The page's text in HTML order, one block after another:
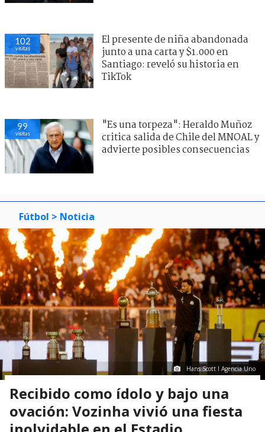
102
visitas
El presente de niña abandonada
junto a una carta y $1.000 en
Santiago: reveló su historia en
TikTok
99
visitas
"Es una torpeza": Heraldo Muñoz
critica salida de Chile del MNOAL y
advierte posibles consecuencias
Fútbol > Noticia
Hans Scott I Agencia Uno
Recibido como ídolo y bajo una
ovación: Vozinha vivió una fiesta